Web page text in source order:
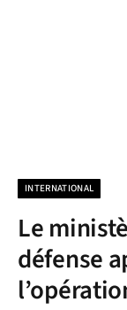
INTERNATIONAL
Le
défense